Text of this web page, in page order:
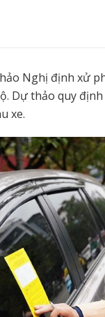
Nghị định xử
Dự thảo quy
xe.